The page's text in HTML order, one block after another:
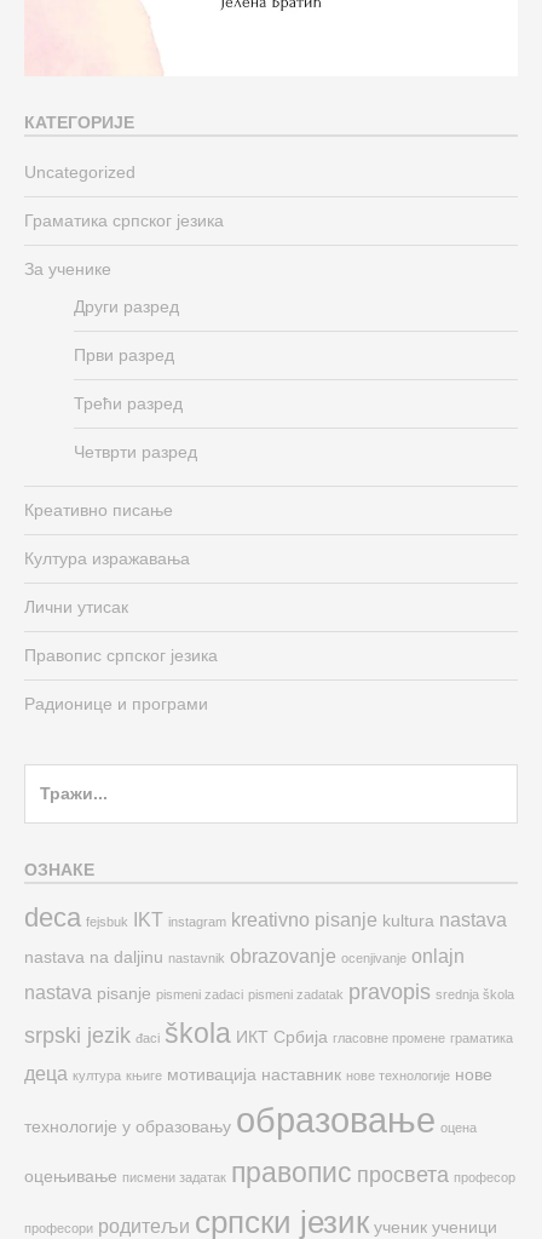
КАТЕГОРИЈЕ
Uncategorized
Граматика српског језика
За ученике
Други разред
Први разред
Трећи разред
Четврти разред
Креативно писање
Култура изражавања
Лични утисак
Правопис српског језика
Радионице и програми
ОЗНАКЕ
deca fejsbuk IKT instagram kreativno pisanje kultura nastava
nastava na daljinu nastavnik obrazovanje ocenjivanje onlajn
nastava pisanje pismeni zadaci pismeni zadatak pravopis srednja škola
srpski jezik đaci škola ИКТ Србија гласовне промене граматика
деца култура књиге мотивација наставник нове технологије нове
технологије у образовању образовање оцена
оцењивање писмени задатак правопис просвета професор
професори родитељи српски језик ученик ученици